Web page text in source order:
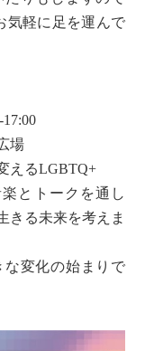
気軽に足を運んで
場
えるLGBTQ+
とトークを通し
きる未来を考えま
な変化の始まりで